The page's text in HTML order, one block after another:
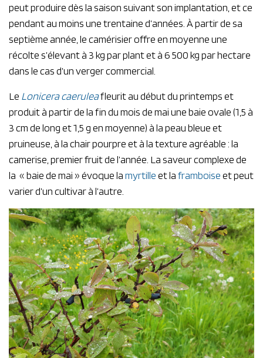
peut produire dès la saison suivant son implantation, et ce
pendant au moins une trentaine d’années. À partir de sa
septième année, le camérisier offre en moyenne une
récolte s’élevant à 3 kg par plant et à 6 500 kg par hectare
dans le cas d’un verger commercial.
Le Lonicera caeruleafleurit au début du printemps et
produit à partir de la fin du mois de mai une baie ovale (1,5 à
3 cm de long et 1,5 g en moyenne) à la peau bleue et
pruineuse, à la chair pourpre et à la texture agréable : la
camerise, premier fruit de l’année. La saveur complexe de
la « baie de mai » évoque lamyrtilleet laframboiseet peut
varier d’un cultivar à l’autre.